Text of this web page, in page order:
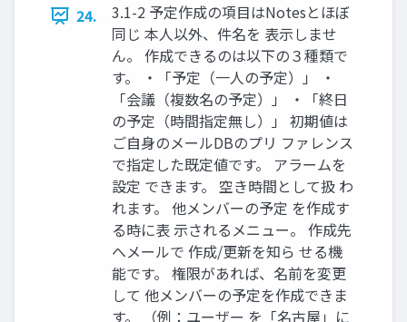
24.
3.1-2 予定作成の項目はNotesとほぼ
同じ 本人以外、件名を 表示しませ
ん。 作成できるのは以下の３種類で
す。 ・「予定（一人の予定）」 ・
「会議（複数名の予定）」 ・「終日
の予定（時間指定無し）」 初期値は
ご自身のメールDBのプリ ファレンス
で指定した既定値です。 アラームを
設定 できます。 空き時間として扱 わ
れます。 他メンバーの予定 を作成す
る時に表 示されるメニュー。 作成先
へメールで 作成/更新を知ら せる機
能です。 権限があれば、名前を変更
して 他メンバーの予定を作成できま
す。 （例：ユーザー を「名古屋」に